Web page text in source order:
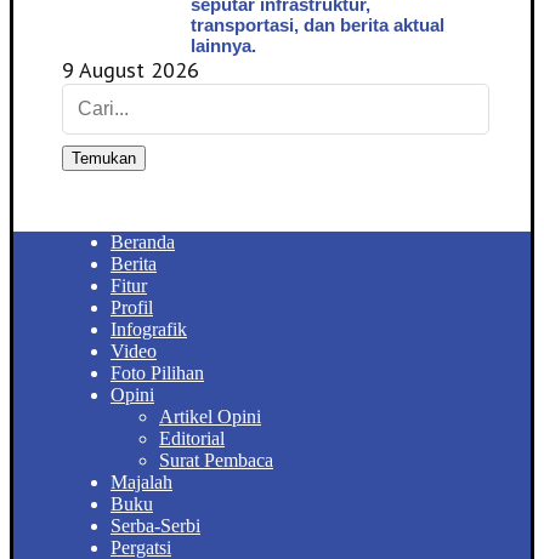
seputar infrastruktur,
transportasi, dan berita aktual
lainnya.
9 August 2026
Temukan
Beranda
Berita
Fitur
Profil
Infografik
Video
Foto Pilihan
Opini
Artikel Opini
Editorial
Surat Pembaca
Majalah
Buku
Serba-Serbi
Pergatsi